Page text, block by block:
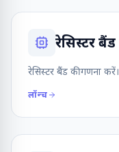
रेसिस्टर बैंड
रेसिस्टर बैंड की गणना करें।
लॉन्च